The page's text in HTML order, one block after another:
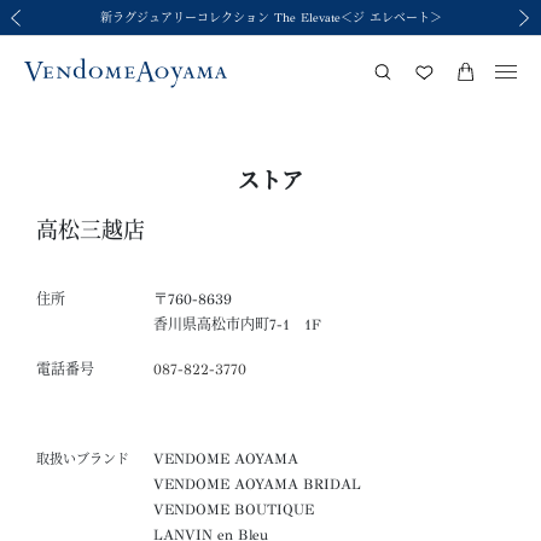
2026年春夏コレクション Brise-légère
令和8年熊本地震の影響による荷物のお届けについて
新ラグジュアリーコレクション The Elevate＜ジ エレベート＞
2026年春夏コレクション Brise-légère
令和8年熊本地震の影響による荷物のお届けについて
ストア
高松三越店
住所
〒760-8639
香川県高松市内町7-1 1F
電話番号 087-822-3770
取扱いブランド
VENDOME AOYAMA
VENDOME AOYAMA BRIDAL
VENDOME BOUTIQUE
LANVIN en Bleu